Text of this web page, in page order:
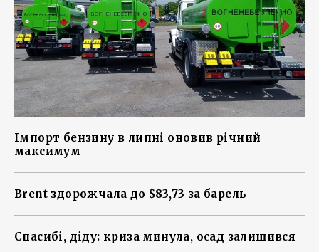
Імпорт бензину в липні оновив річний
максимум
Brent здорожчала до $83,73 за барель
Спасибі, діду: криза минула, осад залишився